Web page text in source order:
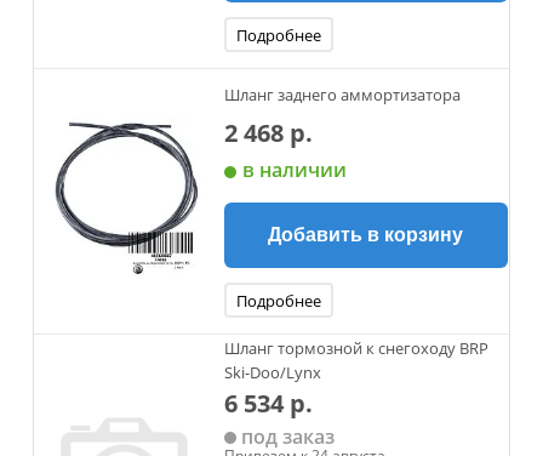
Подробнее
Шланг заднего аммортизатора
2 468 р.
в наличии
Добавить в корзину
Подробнее
Шланг тормозной к снегоходу BRP
Ski-Doo/Lynx
6 534 р.
под заказ